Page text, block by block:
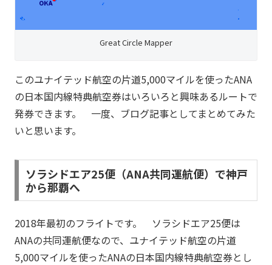
Great Circle Mapper
このユナイテッド航空の片道5,000マイルを使ったANA
の日本国内線特典航空券はいろいろと興味あるルートで
発券できます。 一度、ブログ記事としてまとめてみた
いと思います。
ソラシドエア25便（ANA共同運航便）で神戸
から那覇へ
2018年最初のフライトです。 ソラシドエア25便は
ANAの共同運航便なので、ユナイテッド航空の片道
5,000マイルを使ったANAの日本国内線特典航空券とし